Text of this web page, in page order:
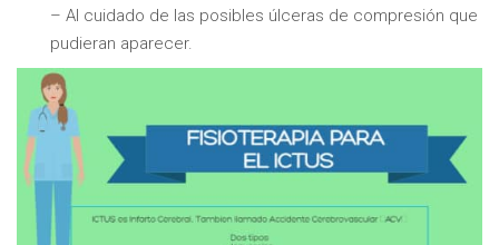
– Al cuidado de las posibles úlceras de compresión que
pudieran aparecer.